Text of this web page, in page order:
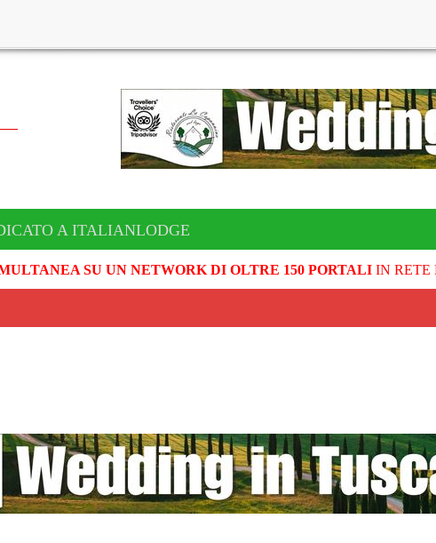
A ITALIANLODGE
SU UN NETWORK DI OLTRE 150 PORTALIIN RETE